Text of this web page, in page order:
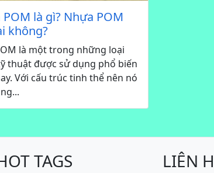
là gì? Nhựa POM
không?
là một trong những loại
thuật được sử dụng phổ biến
Với cấu trúc tinh thể nên nó
TAGS LIÊN